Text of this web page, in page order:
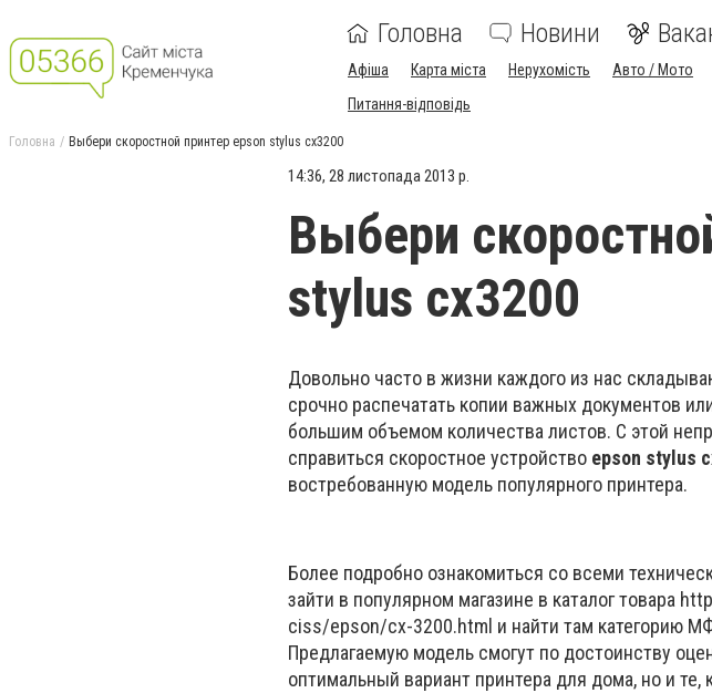
Головна Новини
Афіша Карта міста Нерухомість Авто / Мото
Питання-відповідь
Головна Выбери скоростной принтер epson stylus cx3200
14:36, 28 листопада 2013 р.
Выбери
stylus cx3200
Довольно часто в жизни каждого из нас
срочно распечатать копии важных документов
большим объемом количества листов. С этой
справиться скоростное устройство epson stylus
востребованную модель популярного принтера.
Более подробно ознакомиться со всеми
зайти в популярном магазине в каталог товара
ciss/epson/cx-3200.html и найти там категорию
Предлагаемую модель смогут по достоинству
оптимальный вариант принтера для дома, но и